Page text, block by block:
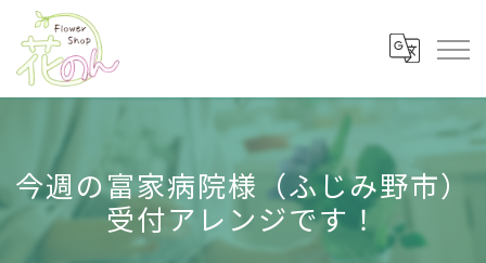
今週の富家病院様（ふじみ野市）
受付アレンジです！